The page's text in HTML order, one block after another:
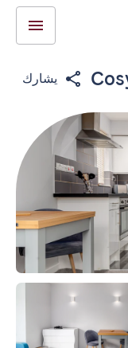
يشارك